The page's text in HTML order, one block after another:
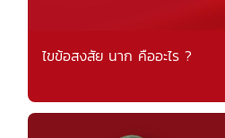
ไขข้อสงสัย นาก คืออะไร ?